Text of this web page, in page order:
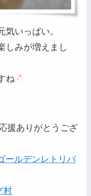
気いっぱい。
しみが増えまし
ね
援ありがとうござ
村